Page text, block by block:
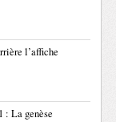
l’affiche
: La genèse